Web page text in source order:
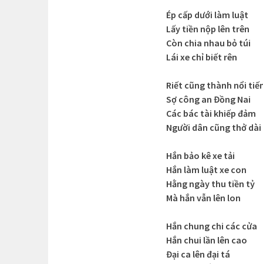
Ép cấp dưới làm luật
Lấy tiền nộp lên trên
Còn chia nhau bỏ túi
Lái xe chỉ biết rên
Riết cũng thành nổi
Sợ công an Đồng Nai
Các bác tài khiếp đảm
Người dân cũng thở dài
Hắn bảo kê xe tải
Hắn làm luật xe con
Hằng ngày thu tiền tỷ
Mà hắn vẫn lên lon
Hắn chung chi các cửa
Hắn chui lần lên cao
Đại ca lên đại tá